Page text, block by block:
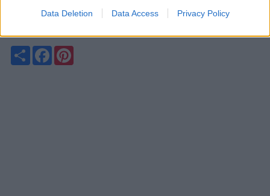
Data Deletion Data Access Privacy Policy
Eau frémissante ou bouillon chaud, non bouillant
PartagerFacebook